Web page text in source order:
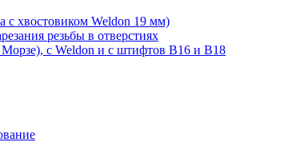
с хвостовиком Weldon 19 мм)
резьбы в отверстиях
с Weldon и с штифтов В16 и В18